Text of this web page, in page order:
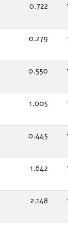
0.722
0.279
0.550
1.005
0.445
1.642
2.148